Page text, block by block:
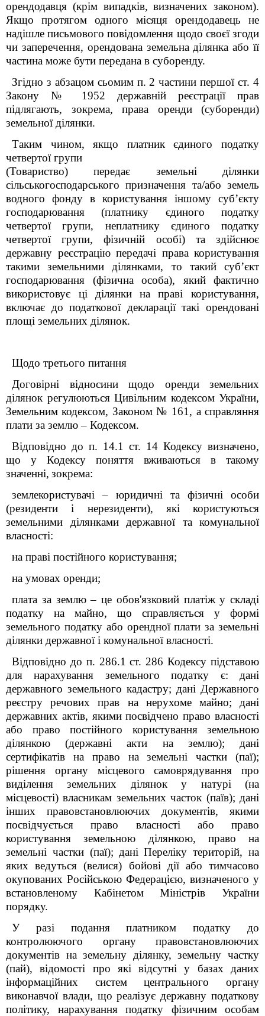
орендодавця (крім випадків, визначених законом).
Якщо протягом одного місяця орендодавець не
надішле письмового повідомлення щодо своєї згоди
чи заперечення, орендована земельна ділянка або її
частина може бути передана в суборенду.
Згідно з абзацом сьомим п. 2 частини першої ст. 4
Закону № 1952 державній реєстрації прав
підлягають, зокрема, права оренди (суборенди)
земельної ділянки.
Таким чином, якщо платник єдиного податку
четвертої групи
(Товариство) передає земельні ділянки
сільськогосподарського призначення та/або земель
водного фонду в користування іншому суб’єкту
господарювання (платнику єдиного податку
четвертої групи, неплатнику єдиного податку
четвертої групи, фізичній особі) та здійснює
державну реєстрацію передачі права користування
такими земельними ділянками, то такий суб’єкт
господарювання (фізична особа), який фактично
використовує ці ділянки
на праві користування,
включає до податкової декларації такі орендовані
площі земельних ділянок.
Щодо третього питання
Договірні відносини щодо оренди земельних
ділянок регулюються Цивільним кодексом України,
Земельним кодексом, Законом№ 161 , а справляння
плати за землю – Кодексом.
Відповідно до п. 14.1 ст. 14 Кодексу визначено,
що у Кодексу поняття вживаються в такому
значенні, зокрема:
землекористувачі – юридичні та фізичні особи
(резиденти і нерезиденти), які користуються
земельними ділянками державної та комунальної
власності:
на праві постійного користування;
на умовах оренди;
плата за землю – це обов'язковий платіж у складі
податку на майно, що справляється у формі
земельного податку або орендної плати за земельні
ділянки державної і комунальної власності.
Відповідно до п. 286.1 ст. 286 Кодексу підставою
для нарахування земельного податку є: дані
державного земельного кадастру; дані Державного
реєстру речових прав на нерухоме майно; дані
державних актів, якими посвідчено право власності
або право постійного користування земельною
ділянкою (державні акти на землю); дані
сертифікатів на право на земельні частки (паї);
рішення органу місцевого самоврядування про
виділення земельних ділянок у натурі (на
місцевості) власникам земельних часток (паїв); дані
інших правовстановлюючих документів, якими
посвідчується право власності або право
користування земельною ділянкою, право на
земельні частки (паї); дані Переліку територій, на
яких ведуться (велися) бойові дії або тимчасово
окупованих Російською Федерацією, визначеного у
встановленому Кабінетом Міністрів України
порядку.
У разі подання платником податку до
контролюючого органу правовстановлюючих
документів на земельну ділянку, земельну частку
(пай), відомості про які відсутні у базах даних
інформаційних систем центрального органу
виконавчої влади, що реалізує державну податкову
політику, нарахування податку фізичним особам